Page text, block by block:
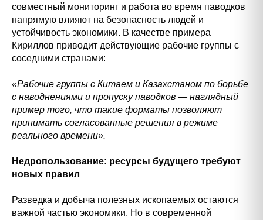
совместный мониторинг и работа во время паводков
напрямую влияют на безопасность людей и
устойчивость экономики. В качестве примера
Кириллов приводит действующие рабочие группы с
соседними странами:
«Рабочие группы с Китаем и Казахстаном по борьбе
с наводнениями и пропуску паводков — наглядный
пример того, что такие форматы позволяют
принимать согласованные решения в режиме
реального времени».
Недропользование: ресурсы будущего требуют
новых правил
Разведка и добыча полезных ископаемых остаются
важной частью экономики. Но в современной